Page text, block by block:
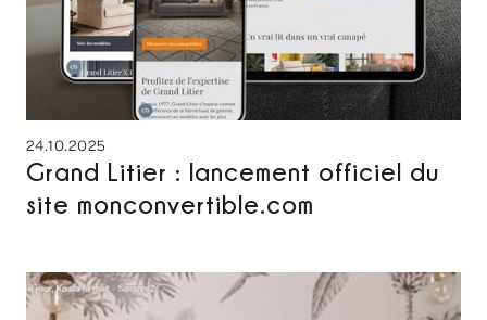
24.10.2025
Grand Litier : lancement officiel du
site monconvertible.com